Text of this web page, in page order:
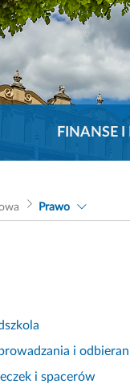
FINANSE I
Prawo
i
i spacerów